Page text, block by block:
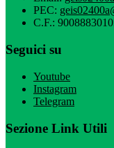
PEC:
C.F.:
Seguici su
Youtube
Instagram
Telegram
Sezione Link Utili